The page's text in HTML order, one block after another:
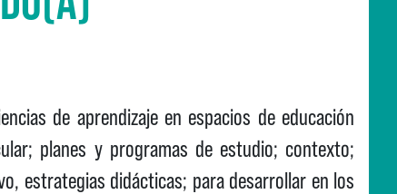
de aprendizaje en espacios de educación
planes y programas de estudio; contexto;
estrategias didácticas; para desarrollar en los